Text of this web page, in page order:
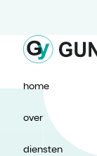
home
over
diensten